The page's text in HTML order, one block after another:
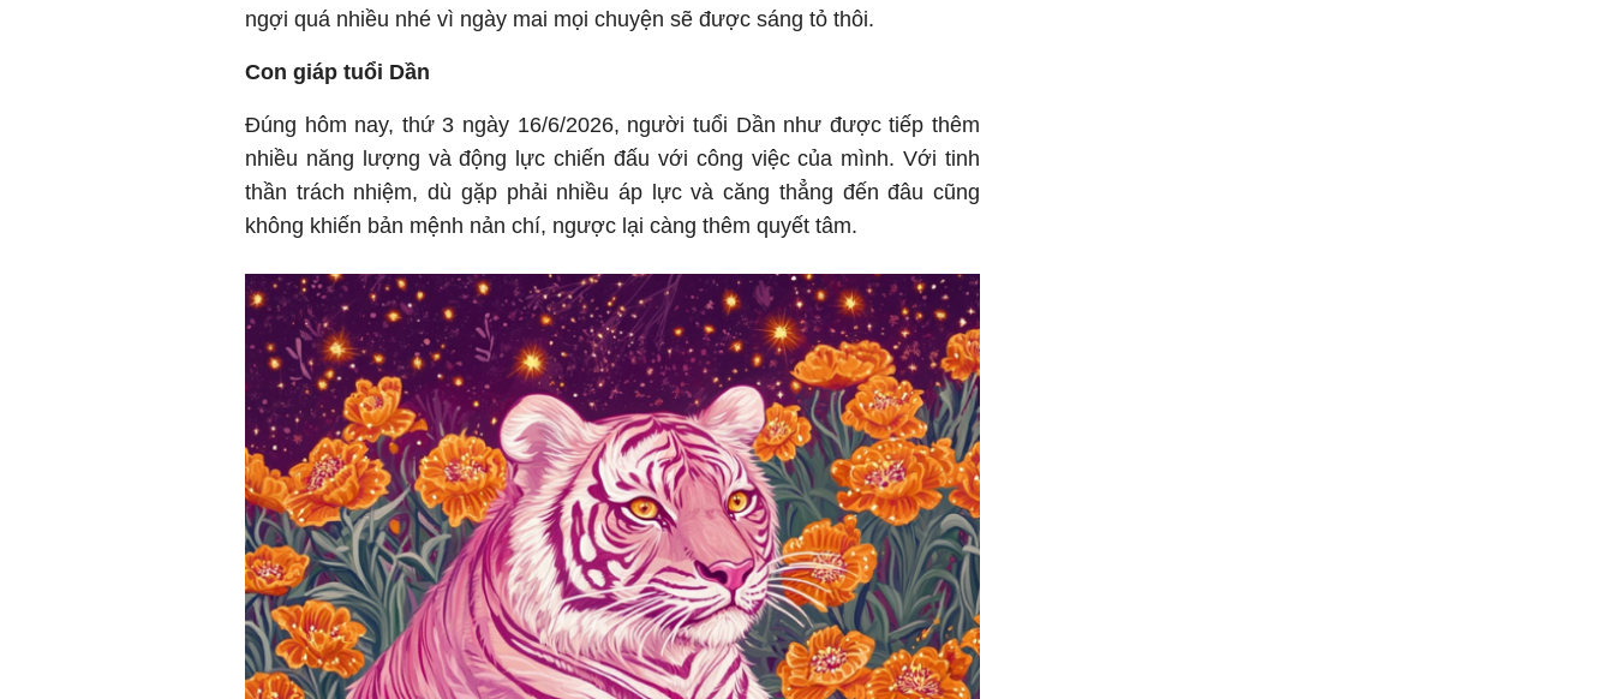
ngợi quá nhiều nhé vì ngày mai mọi chuyện sẽ được sáng tỏ thôi.
Con giáp tuổi Dần
Đúng hôm nay, thứ 3 ngày 16/6/2026, người tuổi Dần như được tiếp thêm
nhiều năng lượng và động lực chiến đấu với công việc của mình. Với tinh
thần trách nhiệm, dù gặp phải nhiều áp lực và căng thẳng đến đâu cũng
không khiến bản mệnh nản chí, ngược lại càng thêm quyết tâm.